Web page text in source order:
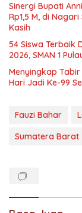
Sinergi Bupati
Rp1,5 M, di
Kasih
54 Siswa Terbaik
2026, SMAN 1
Menyingkap
Hari Jadi Ke-99
Fauzi Bahar
Sumatera Barat